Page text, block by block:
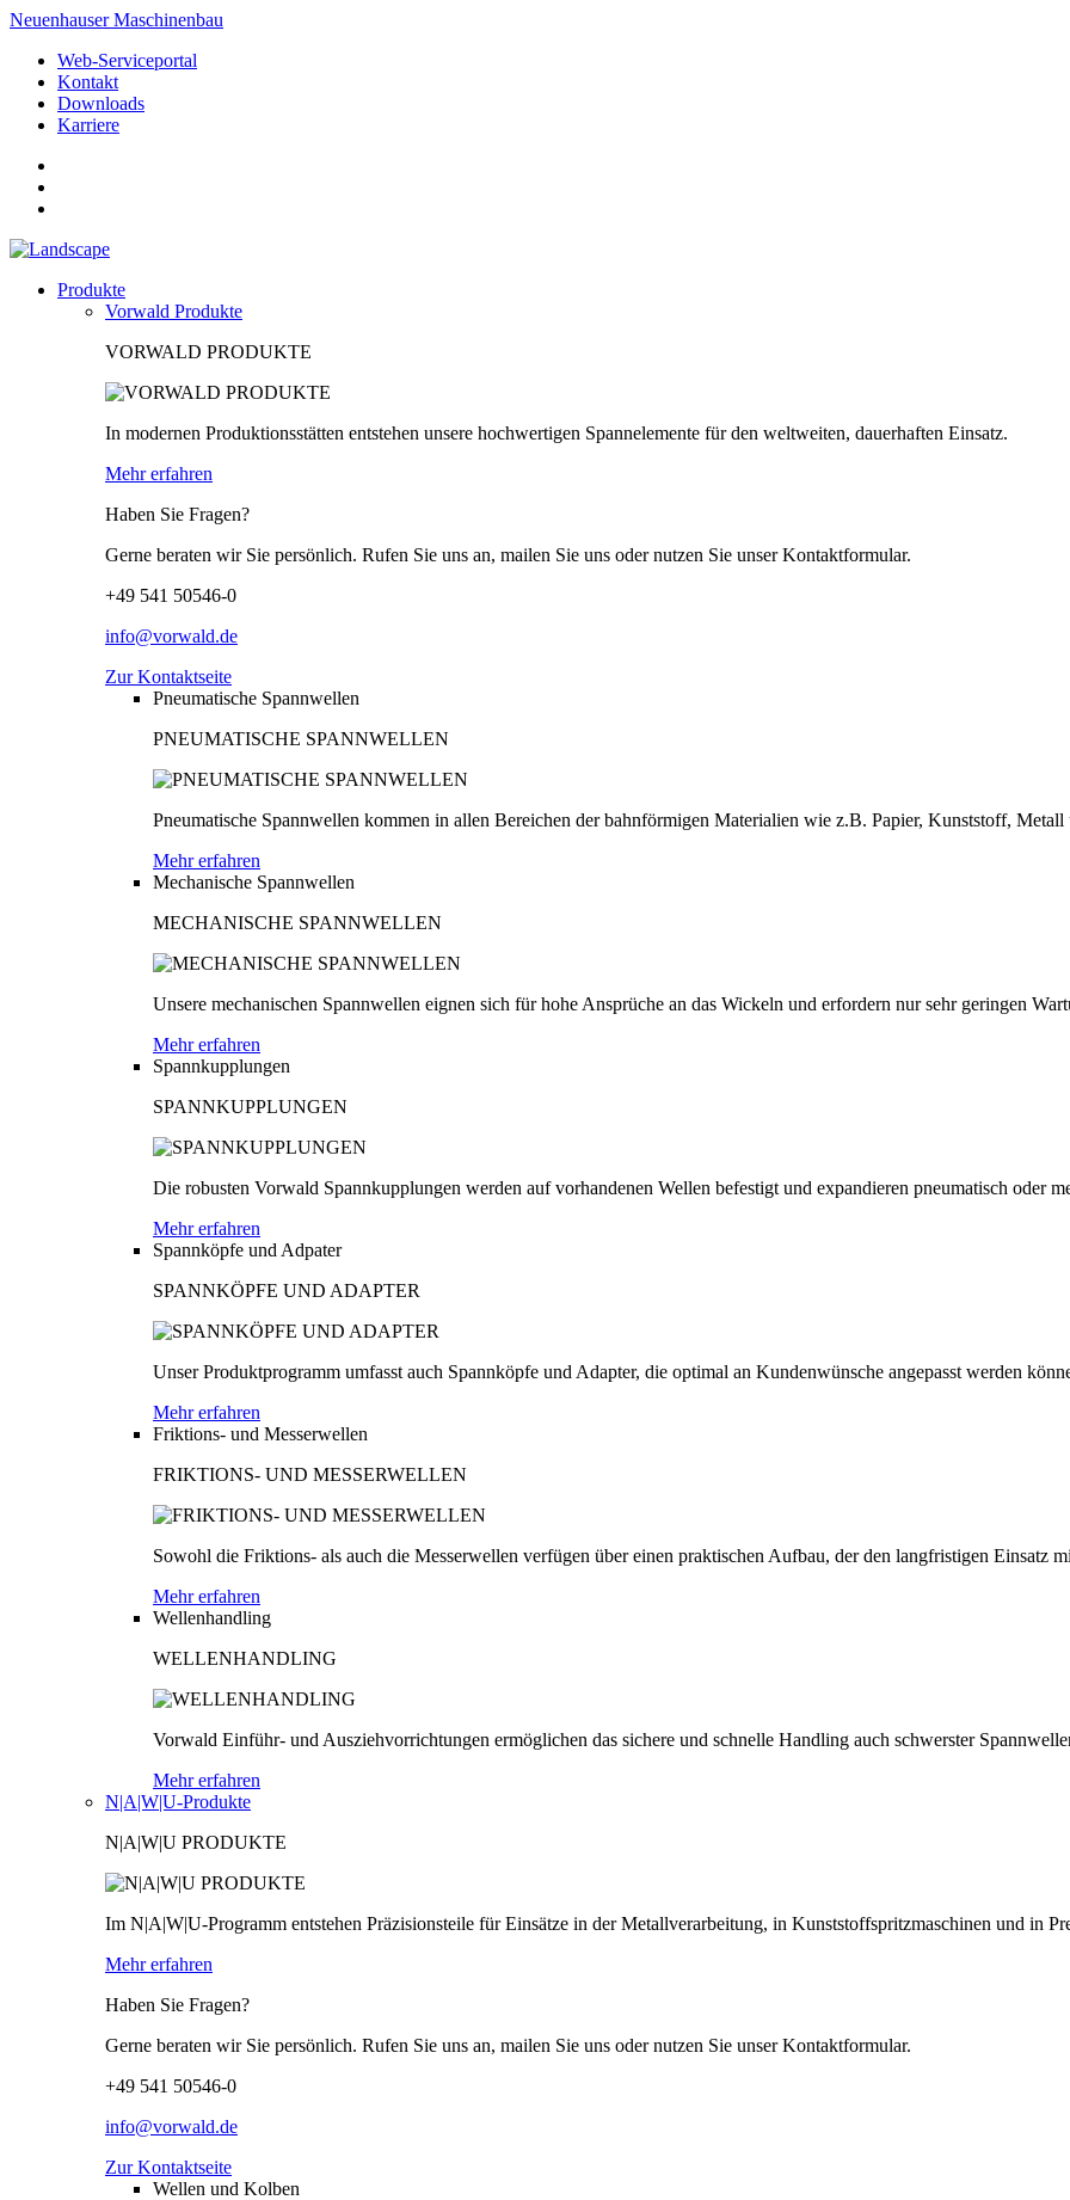
Neuenhauser Maschinenbau
Web-Serviceportal
Kontakt
Downloads
Karriere
Produkte
Vorwald Produkte
VORWALD PRODUKTE
In modernen Produktionsstätten entstehen unsere hochwertigen Spannelemente für den weltweiten, dauerhaften Einsatz.
Mehr erfahren
Haben Sie Fragen?
Gerne beraten wir Sie persönlich. Rufen Sie uns an, mailen Sie uns oder nutzen Sie unser Kontaktformular.
+49 541 50546-0
info@vorwald.de
Zur Kontaktseite
Pneumatische Spannwellen
PNEUMATISCHE SPANNWELLEN
Pneumatische Spannwellen kommen in allen Bereichen der bahnförmigen Materialien wie z.B. Papier, Kunststoff,
Mehr erfahren
Mechanische Spannwellen
MECHANISCHE SPANNWELLEN
Unsere mechanischen Spannwellen eignen sich für hohe Ansprüche an das Wickeln und erfordern nur sehr geringen
Mehr erfahren
Spannkupplungen
SPANNKUPPLUNGEN
Die robusten Vorwald Spannkupplungen werden auf vorhandenen Wellen befestigt und expandieren pneumatisch oder
Mehr erfahren
Spannköpfe und Adpater
SPANNKÖPFE UND ADAPTER
Unser Produktprogramm umfasst auch Spannköpfe und Adapter, die optimal an Kundenwünsche angepasst werden
Mehr erfahren
Friktions- und Messerwellen
FRIKTIONS- UND MESSERWELLEN
Sowohl die Friktions- als auch die Messerwellen verfügen über einen praktischen Aufbau, der den langfristigen Einsatz
Mehr erfahren
Wellenhandling
WELLENHANDLING
Vorwald Einführ- und Ausziehvorrichtungen ermöglichen das sichere und schnelle Handling auch schwerster
Mehr erfahren
N|A|W|U-Produkte
N|A|W|U PRODUKTE
Im N|A|W|U-Programm entstehen Präzisionsteile für Einsätze in der Metallverarbeitung, in Kunststoffspritzmaschinen und in
Mehr erfahren
Haben Sie Fragen?
Gerne beraten wir Sie persönlich. Rufen Sie uns an, mailen Sie uns oder nutzen Sie unser Kontaktformular.
+49 541 50546-0
info@vorwald.de
Zur Kontaktseite
Wellen und Kolben